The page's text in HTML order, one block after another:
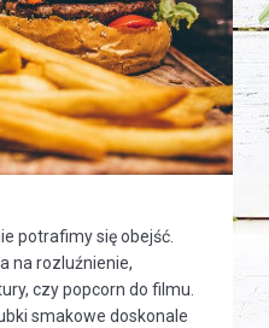
potrafimy się obejść.
na rozluźnienie,
czy popcorn do filmu.
smakowe doskonale